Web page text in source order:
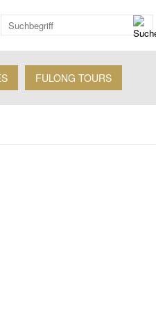
FULONG TOURS